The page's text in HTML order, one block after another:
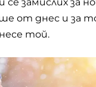
от днес и за
той.